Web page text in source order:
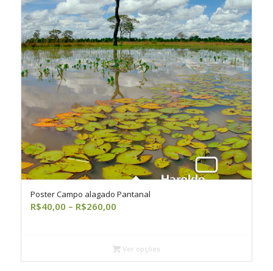
Poster Campo alagado Pantanal
R$40,00 – R$260,00Faixa
R$40,00
através
Ver opções